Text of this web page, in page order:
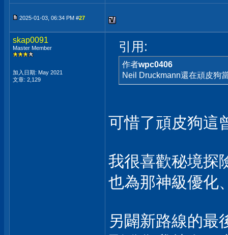
2025-01-03, 06:34 PM #27
skap0091
Master Member
加入日期: May 2021
文章: 2,129
引用:
作者wpc0406
Neil Druckmann還在頑皮狗
可惜了頑皮狗這
我很喜歡秘境探
也為那神級優化
另闢新路線的最